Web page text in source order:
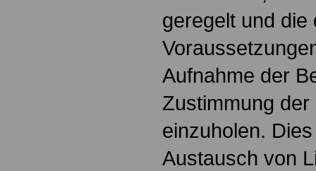
geregelt und die
Aufnahme der
Zustimmung
einzuholen.
Austausch von